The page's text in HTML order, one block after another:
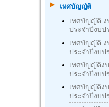
เทศบัญญัติ
เทศบัญญัติ ง
ประจำปีงบป
เทศบัญญัติ ง
ประจำปีงบป
เทศบัญญัติง
ประจำปีงบป
เทศบัญญัติง
ประจำปีงบป